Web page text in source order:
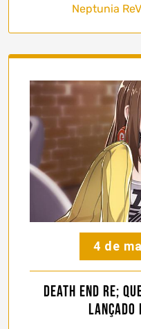
Neptunia
4 de
Death end re;
lançado